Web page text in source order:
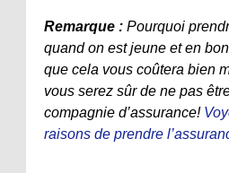
Remarque : Pourquoi
quand on est jeune et en
que cela vous coûtera bien
vous serez sûr de ne pas
compagnie d’assurance!
raisons de prendre